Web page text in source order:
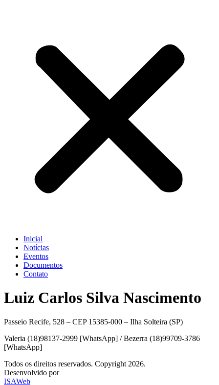
Inicial
Notícias
Eventos
Documentos
Contato
Luiz Carlos Silva Nascimento
Passeio Recife, 528 – CEP 15385-000 – Ilha Solteira (SP)
Valeria (18)98137-2999 [WhatsApp] / Bezerra (18)99709-3786
[WhatsApp]
Todos os direitos reservados. Copyright 2026.
Desenvolvido por
ISAWeb